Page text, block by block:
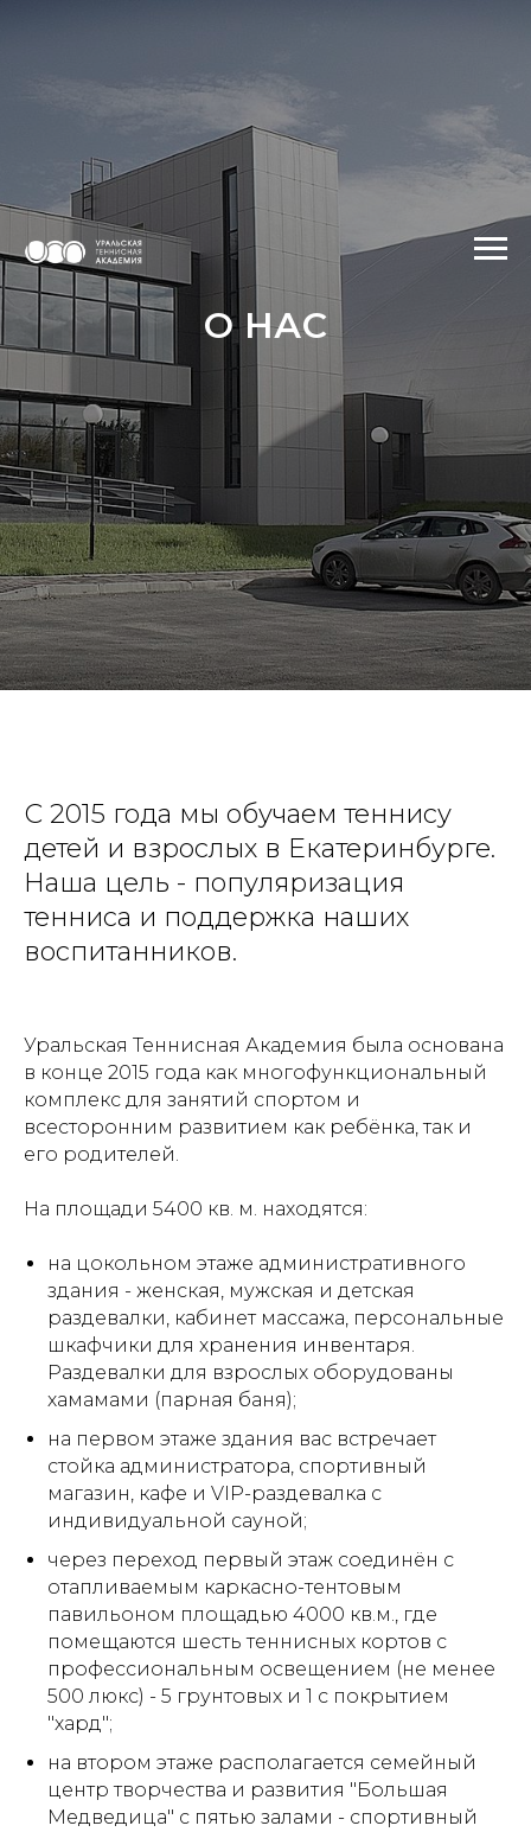
О НАС
С 2015 года мы обучаем теннису
детей и взрослых в Екатеринбурге.
Наша цель - популяризация
тенниса и поддержка наших
воспитанников.
Уральская Теннисная Академия была основана
в конце 2015 года как многофункциональный
комплекс для занятий спортом и
всесторонним развитием как ребёнка, так и
его родителей.
На площади 5400 кв. м. находятся:
на цокольном этаже административного
здания - женская, мужская и детская
раздевалки, кабинет массажа, персональные
шкафчики для хранения инвентаря.
Раздевалки для взрослых оборудованы
хамамами (парная баня);
на первом этаже здания вас встречает
стойка администратора, спортивный
магазин, кафе и VIP-раздевалка с
индивидуальной сауной;
через переход первый этаж соединён с
отапливаемым каркасно-тентовым
павильоном площадью 4000 кв.м., где
помещаются шесть теннисных кортов с
профессиональным освещением (не менее
500 люкс) - 5 грунтовых и 1 с покрытием
"хард";
на втором этаже располагается семейный
центр творчества и развития "Большая
Медведица" с пятью залами - спортивный